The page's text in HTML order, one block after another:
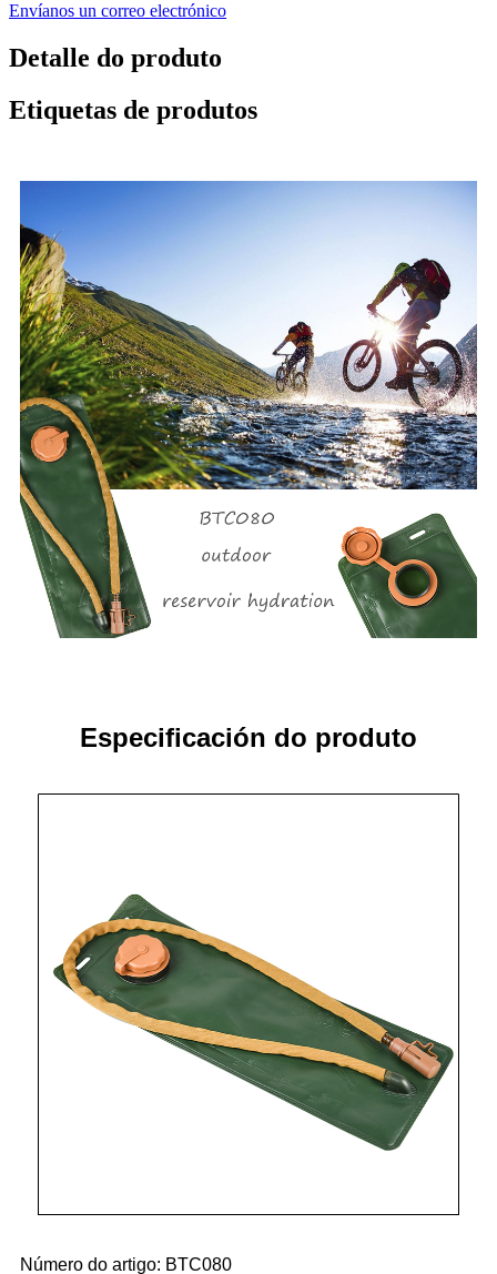
Envíanos un correo electrónico
Detalle do produto
Etiquetas de produtos
Especificación do produto
Número do artigo: BTC080